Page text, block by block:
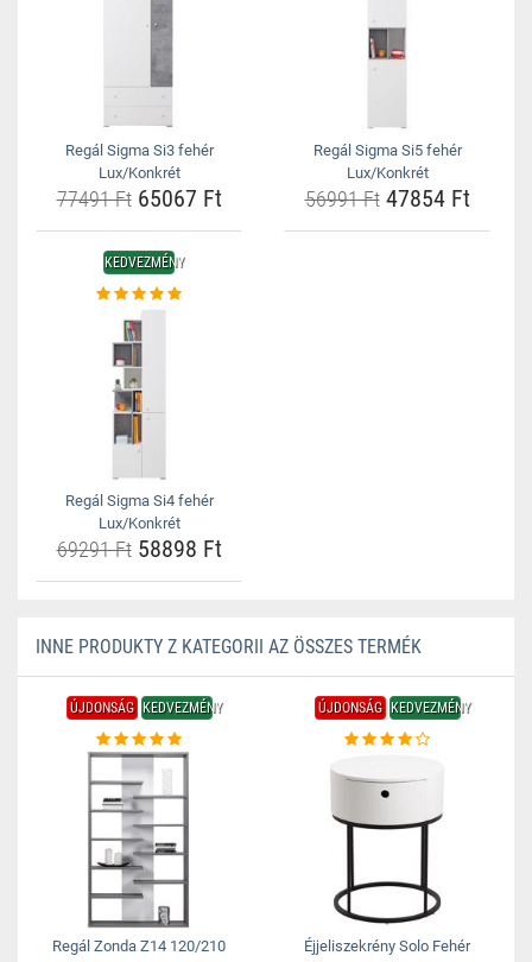
Regál Sigma Si3 fehér
Lux/Konkrét
77491 Ft65067 Ft
Regál Sigma Si5 fehér
Lux/Konkrét
56991 Ft47854 Ft
KEDVEZMÉNY
Regál Sigma Si4 fehér
Lux/Konkrét
69291 Ft58898 Ft
INNE PRODUKTY Z KATEGORII AZ ÖSSZES TERMÉK
ÚJDONSÁG KEDVEZMÉNY
Regál Zonda Z14 120/210
ÚJDONSÁG KEDVEZMÉNY
Éjjeliszekrény Solo Fehér